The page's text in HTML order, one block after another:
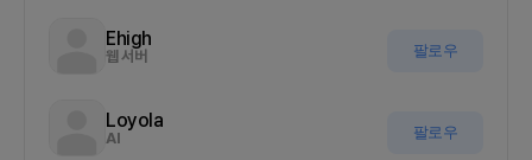
Ehigh
웹 서버 팔로우
Loyola
AI 팔로우